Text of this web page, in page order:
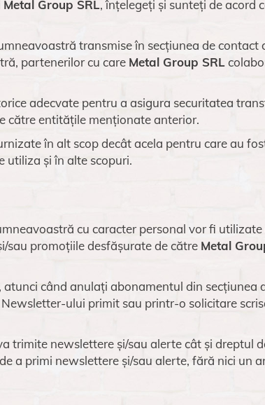
Metal Group SRL, înțelegeți și sunteți de acord
transmise în secțiunea de contact
partenerilor cu care Metal Group SRL
adecvate pentru a asigura securitatea
către entitățile menționate anterior.
în alt scop decât acela pentru care au
utiliza și în alte scopuri.
cu caracter personal vor fi utilizate
sau promoțiile desfășurate de către Metal
când anulați abonamentul din secțiunea
ului primit sau printr-o solicitare
trimite newslettere și/sau alerte cât și dreptul
a primi newslettere și/sau alerte, fără nici un